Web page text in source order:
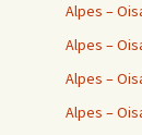
Alpes –
Alpes –
Alpes –
Alpes –